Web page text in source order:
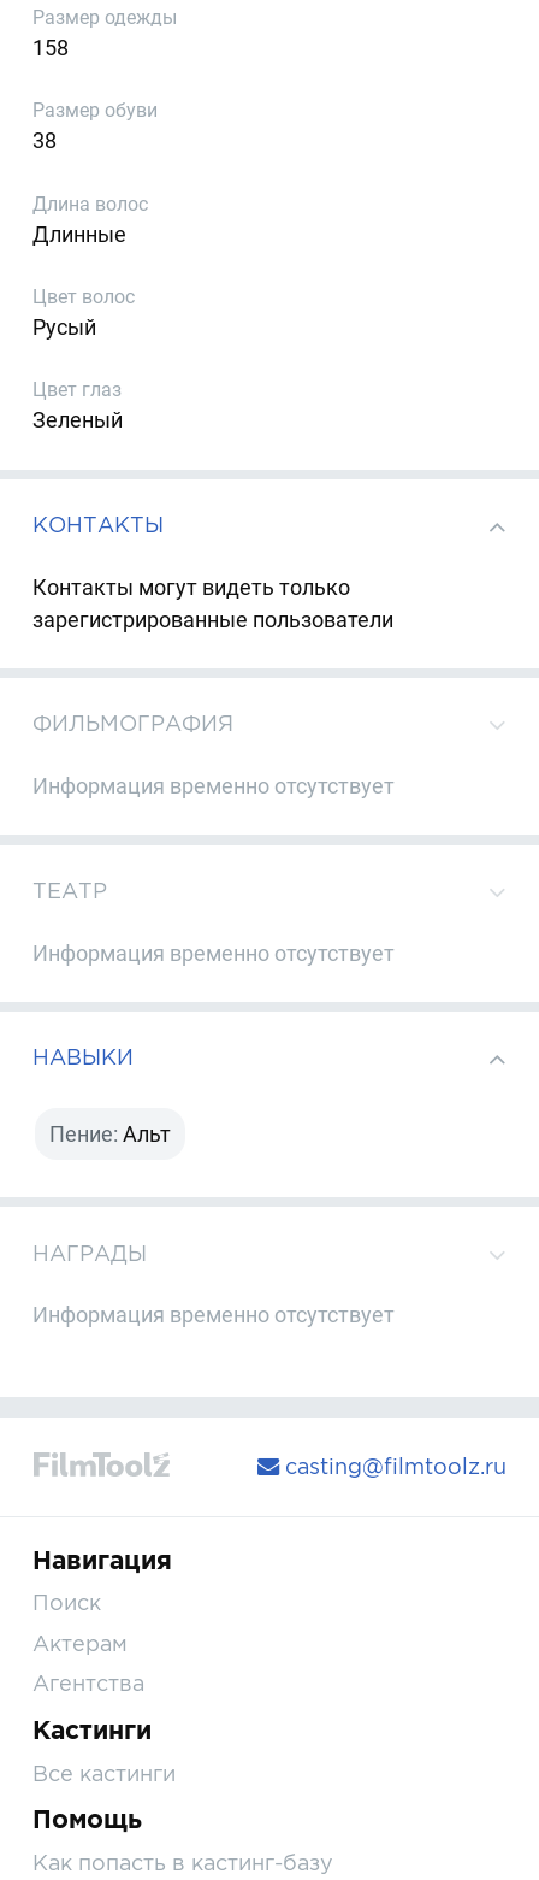
Размер одежды
158
Размер обуви
38
Длина волос
Длинные
Цвет волос
Русый
Цвет глаз
Зеленый
КОНТАКТЫ
Контакты могут видеть только
зарегистрированные пользователи
ФИЛЬМОГРАФИЯ
Информация временно отсутствует
ТЕАТР
Информация временно отсутствует
НАВЫКИ
Пение: Альт
НАГРАДЫ
Информация временно отсутствует
casting@filmtoolz.ru
Навигация
Поиск
Актерам
Агентства
Кастинги
Все кастинги
Помощь
Как попасть в кастинг-базу